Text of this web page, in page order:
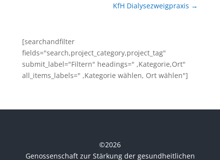
KfH Dialysezweigpraxis →
[searchandfilter
fields="search,project_category,project_tag"
submit_label="Filtern" headings=" ,Kategorie,Ort"
all_items_labels=" ,Kategorie wählen, Ort wählen"]
©2026
Genossenschaft zur Stärkung der gesundheitlichen